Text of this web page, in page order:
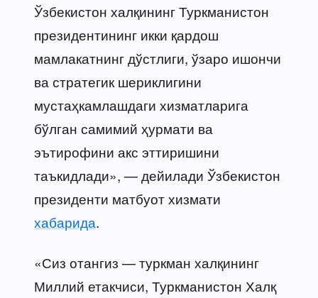
Ўзбекистон халқининг Туркманистон
президентининг икки қардош
мамлакатнинг дўстлиги, ўзаро ишончи
ва стратегик шериклигини
мустаҳкамлашдаги хизматларига
бўлган самимий ҳурмати ва
эътирофини акс эттиришини
таъкидлади», — дейилади Ўзбекистон
президенти матбуот хизмати
хабарида.
«Сиз отангиз — туркман халқининг
Миллий етакчиси, Туркманистон Халқ